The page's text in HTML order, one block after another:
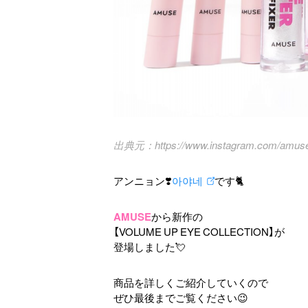
https://www.instagram.com/
アンニョン❣️아야네 です🐈
AMUSEから新作の
【VOLUME UP EYE COLLECTION】が
登場しました💘
商品を詳しくご紹介していくので
ぜひ最後までご覧ください😉